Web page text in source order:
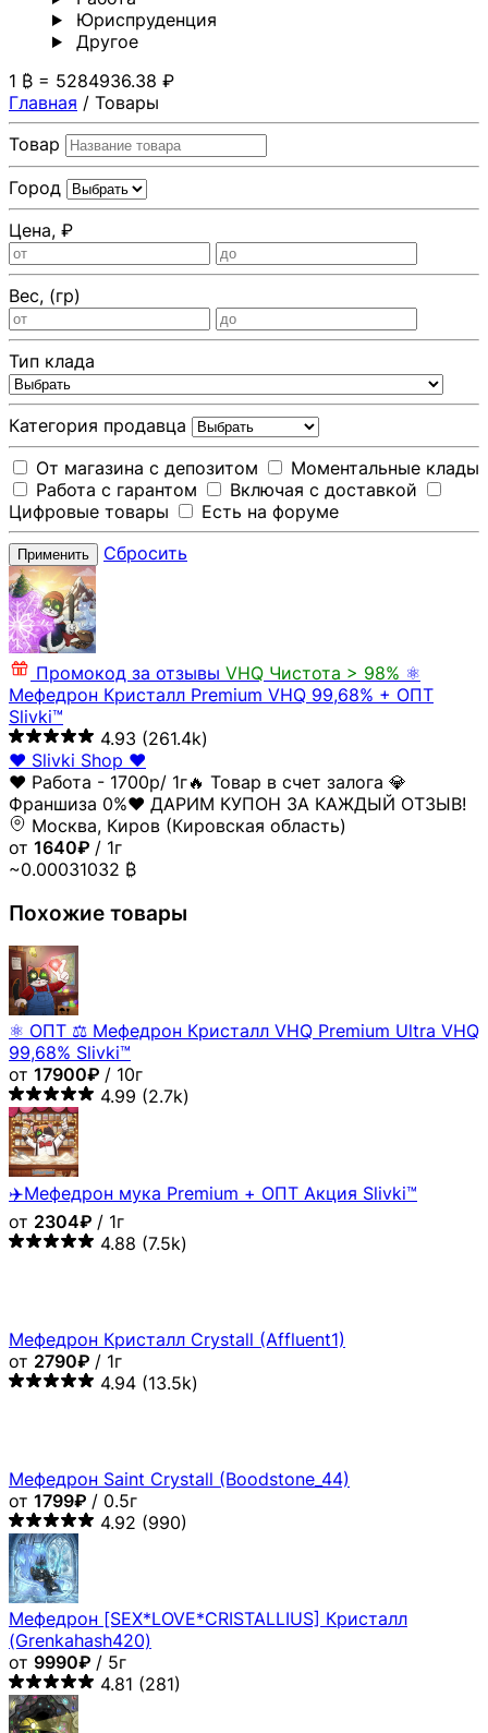
Юриспруденция
Другoе
1 ₿ = 5284936.38 ₽
Главная / Товары
Товар
Город
Цена, ₽
Вес, (гр)
Тип клада
Категория продавца
От магазина с депозитом
Моментальные клады
Работа с гарантом
Включая с доставкой
Цифровые товары
Есть на форуме
Применить Сбросить
Промокод за отзывы VHQ Чистота > 98% ⚛️
Мефедрон Кристалл Premium VHQ 99,68% + ОПТ
Slivki™
4.93 (261.4k)
❤️ Slivki Shop ❤️
❤️ Работа - 1700р/ 1г🔥 Товар в счет залога 💎
Франшиза 0%❤️ ДАРИМ КУПОН ЗА КАЖДЫЙ ОТЗЫВ!
Москва, Киров (Кировская область)
от 1640₽ / 1г
~0.00031032 ₿
Похожие товары
⚛️ ОПТ ⚖ Мефедрон Кристалл VHQ Premium Ultra VHQ
99,68% Slivki™
от 17900₽ / 10г
4.99 (2.7k)
✈️Мефедрон мука Premium + ОПТ Акция Slivki™
от 2304₽ / 1г
4.88 (7.5k)
Мефедрон Кристалл Crystall (Affluent1)
от 2790₽ / 1г
4.94 (13.5k)
Мефедрон Saint Crystall (Boodstone_44)
от 1799₽ / 0.5г
4.92 (990)
Мефедрон [SEX*LOVE*CRISTALLIUS] Кристалл
(Grenkahash420)
от 9990₽ / 5г
4.81 (281)